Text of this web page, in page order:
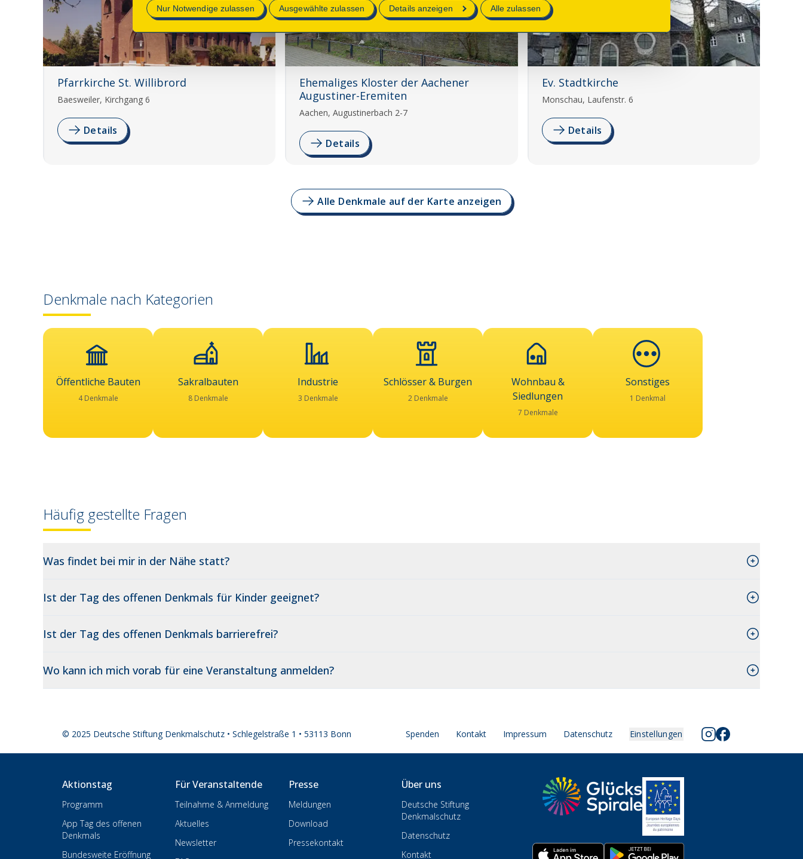
Nur Notwendige zulassen Ausgewählte zulassen Details anzeigen Alle zulassen
Pfarrkirche St. Willibrord
Baesweiler, Kirchgang 6
Details
Ehemaliges Kloster der Aachener
Augustiner-Eremiten
Aachen, Augustinerbach 2-7
Details
Ev. Stadtkirche
Monschau, Laufenstr. 6
Details
Alle Denkmale auf der Karte anzeigen
Denkmale nach Kategorien
Öffentliche Bauten
4 Denkmale
Sakralbauten
8 Denkmale
Industrie
3 Denkmale
Schlösser & Burgen
2 Denkmale
Wohnbau &
Siedlungen
7 Denkmale
Sonstiges
1 Denkmal
Häufig gestellte Fragen
Was findet bei mir in der Nähe statt?
Ist der Tag des offenen Denkmals für Kinder geeignet?
Ist der Tag des offenen Denkmals barrierefrei?
Wo kann ich mich vorab für eine Veranstaltung anmelden?
© 2025 Deutsche Stiftung Denkmalschutz • Schlegelstraße 1 • 53113 Bonn Spenden Kontakt Impressum Datenschutz Einstellungen
Aktionstag
Programm
App Tag des offenen
Denkmals
Bundesweite Eröffnung
Für Veranstaltende
Teilnahme & Anmeldung
Aktuelles
Newsletter
Presse
Meldungen
Download
Pressekontakt
Über uns
Deutsche Stiftung
Denkmalschutz
Datenschutz
Kontakt